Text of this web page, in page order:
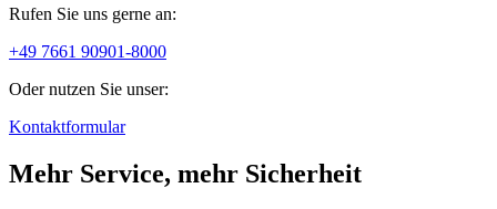
Rufen Sie uns gerne an:
+49 7661 90901-8000
Oder nutzen Sie unser:
Kontaktformular
Mehr Service, mehr Sicherheit